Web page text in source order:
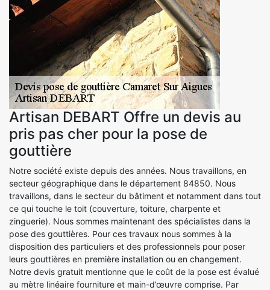
Artisan DEBART Offre un devis au
pris pas cher pour la pose de
gouttière
Notre société existe depuis des années. Nous travaillons, en
secteur géographique dans le département 84850. Nous
travaillons, dans le secteur du bâtiment et notamment dans tout
ce qui touche le toit (couverture, toiture, charpente et
zinguerie). Nous sommes maintenant des spécialistes dans la
pose des gouttières. Pour ces travaux nous sommes à la
disposition des particuliers et des professionnels pour poser
leurs gouttières en première installation ou en changement.
Notre devis gratuit mentionne que le coût de la pose est évalué
au mètre linéaire fourniture et main-d’œuvre comprise. Par